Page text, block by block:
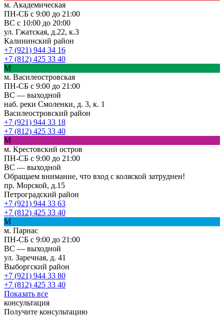
м. Академическая
ПН-СБ с 9:00 до 21:00
ВС с 10:00 до 20:00
ул. Гжатская, д.22, к.3
Калининский район
+7 (921) 944 34 16
+7 (812) 425 33 40
М
м. Василеостровская
ПН-СБ с 9:00 до 21:00
ВС — выходной
наб. реки Смоленки, д. 3, к. 1
Василеостровский район
+7 (921) 944 33 18
+7 (812) 425 33 40
М
м. Крестовский остров
ПН-СБ с 9:00 до 21:00
ВС — выходной
Обращаем внимание, что вход с коляской затруднен!
пр. Морской, д.15
Петроградский район
+7 (921) 944 33 63
+7 (812) 425 33 40
М
м. Парнас
ПН-СБ с 9:00 до 21:00
ВС — выходной
ул. Заречная, д. 41
Выборгский район
+7 (921) 944 33 80
+7 (812) 425 33 40
Показать все
консультация
Получите консультацию